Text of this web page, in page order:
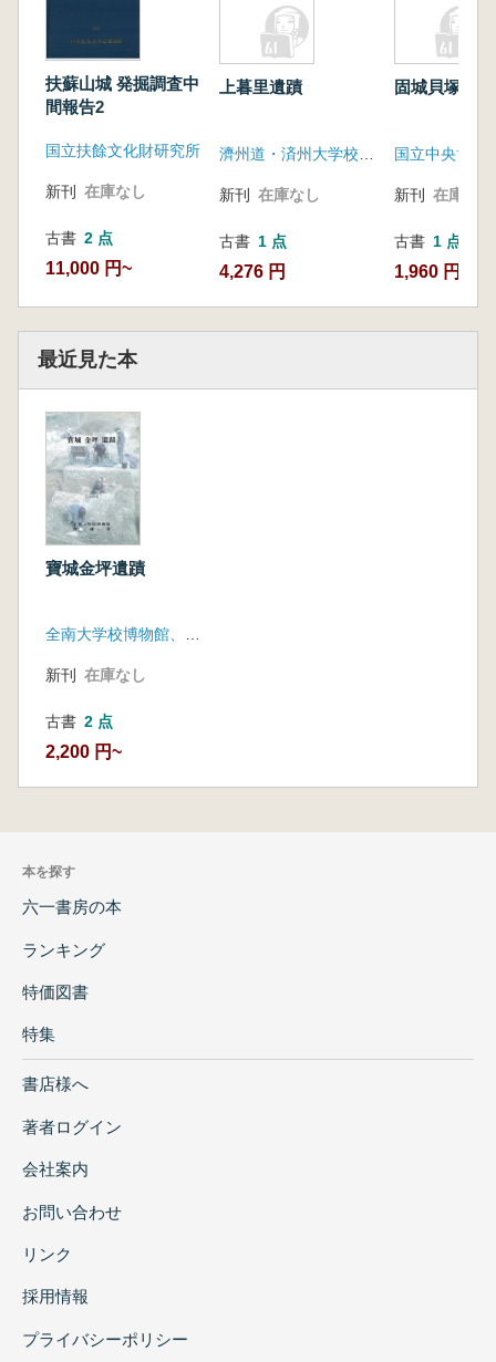
扶蘇山城 発掘調査中
間報告2
国立扶餘文化財研究所
新刊 在庫なし
古書 2 点
11,000 円~
上暮里遺蹟
新刊 在庫なし
古書 1 点
4,276 円
固城貝塚
国立中央博物
新刊 在庫なし
古書 1 点
1,960 円
最近見た本
寶城金坪遺蹟
全南大学校博物館、宝城郡
新刊 在庫なし
古書 2 点
2,200 円~
本を探す
六一書房の本
ランキング
特価図書
特集
書店様へ
著者ログイン
会社案内
お問い合わせ
リンク
採用情報
プライバシーポリシー